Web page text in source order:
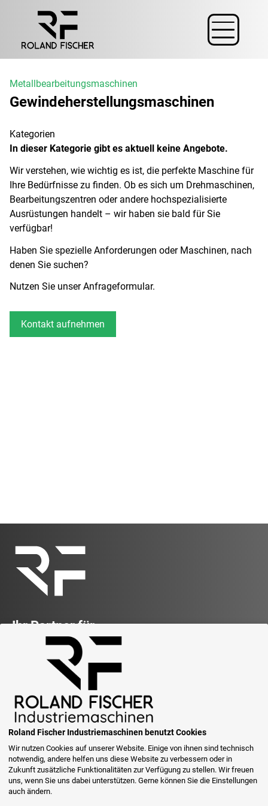
Metallbearbeitungsmaschinen
Gewindeherstellungsmaschinen
Kategorien
In dieser Kategorie gibt es aktuell keine Angebote.
Wir verstehen, wie wichtig es ist, die perfekte Maschine für
Ihre Bedürfnisse zu finden. Ob es sich um Drehmaschinen,
Bearbeitungszentren oder andere hochspezialisierte
Ausrüstungen handelt – wir haben sie bald für Sie
verfügbar!
Haben Sie spezielle Anforderungen oder Maschinen, nach
denen Sie suchen?
Nutzen Sie unser Anfrageformular.
Kontakt aufnehmen
Ihr Partner für
Gebrauchtmaschinen
Roland Fischer
Industriemaschinen
Trappenstrasse 67
46240 Bottrop
Über uns
Roland Fischer Industriemaschinen benutzt Cookies
Wir nutzen Cookies auf unserer Website. Einige von ihnen sind technisch
notwendig, andere helfen uns diese Website zu verbessern oder in
Zukunft zusätzliche Funktionalitäten zur Verfügung zu stellen. Wir freuen
uns, wenn Sie uns dabei unterstützen. Gerne können Sie die Einstellungen
auch ändern.